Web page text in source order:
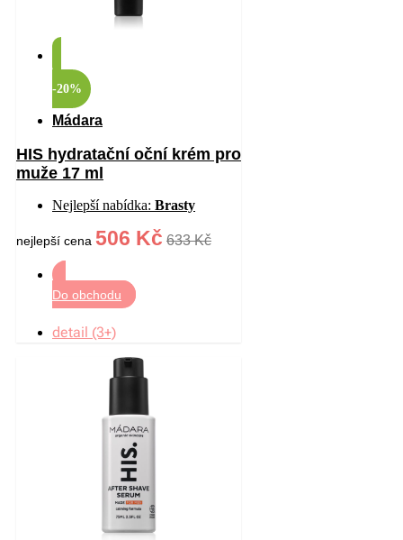
-20%
Mádara
HIS hydratační oční krém pro
muže 17 ml
Nejlepší nabídka: Brasty
nejlepší cena 506 Kč 633 Kč
Do obchodu
detail (3+)